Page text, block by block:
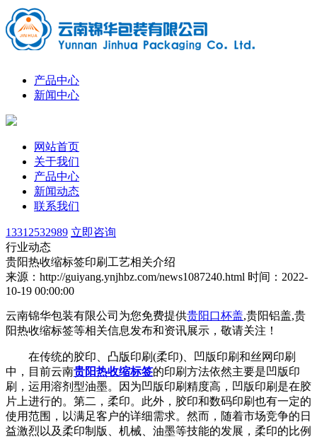
产品中心
新闻中心
网站首页
关于我们
产品中心
新闻动态
联系我们
13312532989 立即咨询
行业动态
贵阳热收缩标签印刷工艺相关介绍
来源：http://guiyang.ynjhbz.com/news1087240.html 时间：2022-
10-19 00:00:00
云南锦华包装有限公司为您免费提供贵阳口杯盖,贵阳铝盖,贵
阳热收缩标签等相关信息发布和资讯展示，敬请关注！
在传统的胶印、凸版印刷(柔印)、凹版印刷和丝网印刷
中，目前云南贵阳热收缩标签的印刷方法依然主要是凹版印
刷，运用溶剂型油墨。因为凹版印刷精度高，凹版印刷是在胶
片上进行的。第二，柔印。此外，胶印和数码印刷也有一定的
使用范围，以满足客户的详细需求。然而，随着市场竞争的日
益激烈以及柔印制版、机械、油墨等技能的发展，柔印的比例